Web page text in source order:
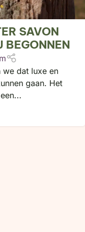
SAVON
BEGONNEN
we dat luxe en
gaan. Het